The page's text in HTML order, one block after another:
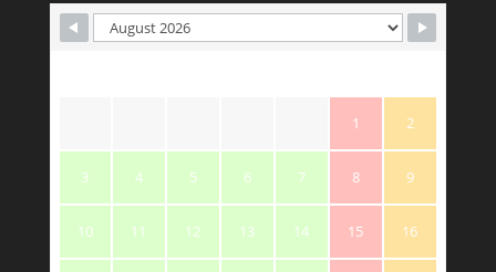
1 2
3 4 5 6 7 8 9
10 11 12 13 14 15 16